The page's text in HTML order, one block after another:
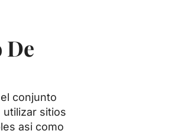
De
conjunto
sitios
asi­ como